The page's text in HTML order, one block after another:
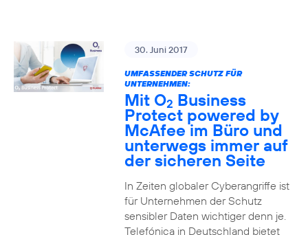
30. Juni 2017
UMFASSENDER SCHUTZ FÜR
UNTERNEHMEN:
Mit O2 Business
Protect powered by
McAfee im Büro und
unterwegs immer auf
der sicheren Seite
In Zeiten globaler Cyberangriffe ist
für Unternehmen der Schutz
sensibler Daten wichtiger denn je.
Telefónica in Deutschland bietet